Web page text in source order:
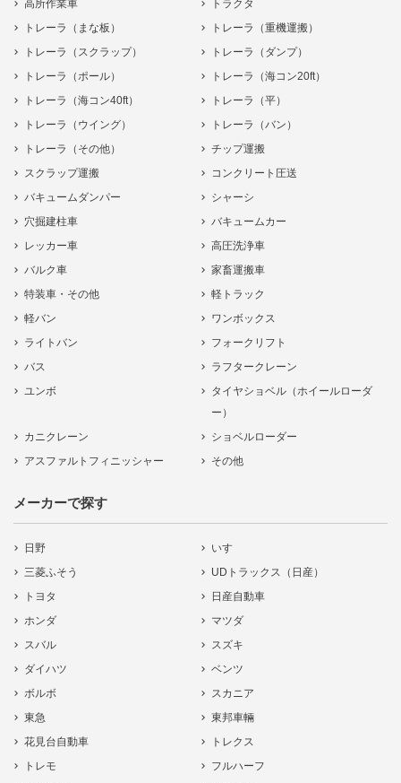
高所作業車
トラクタ
トレーラ（まな板）
トレーラ（重機運搬）
トレーラ（スクラップ）
トレーラ（ダンプ）
トレーラ（ポール）
トレーラ（海コン20ft）
トレーラ（海コン40ft）
トレーラ（平）
トレーラ（ウイング）
トレーラ（バン）
トレーラ（その他）
チップ運搬
スクラップ運搬
コンクリート圧送
バキュームダンパー
シャーシ
穴掘建柱車
バキュームカー
レッカー車
高圧洗浄車
バルク車
家畜運搬車
特装車・その他
軽トラック
軽バン
ワンボックス
ライトバン
フォークリフト
バス
ラフタークレーン
ユンボ
タイヤショベル（ホイールローダ
ー）
カニクレーン
ショベルローダー
アスファルトフィニッシャー
その他
メーカーで探す
日野
いすゞ
三菱ふそう
UDトラックス（日産）
トヨタ
日産自動車
ホンダ
マツダ
スバル
スズキ
ダイハツ
ベンツ
ボルボ
スカニア
東急
東邦車輛
花見台自動車
トレクス
トレモ
フルハーフ